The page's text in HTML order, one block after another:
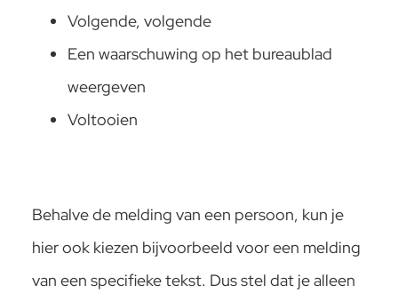
Volgende, volgende
Een waarschuwing op het bureaublad
weergeven
Voltooien
Behalve de melding van een persoon, kun je
hier ook kiezen bijvoorbeeld voor een melding
van een specifieke tekst. Dus stel dat je alleen